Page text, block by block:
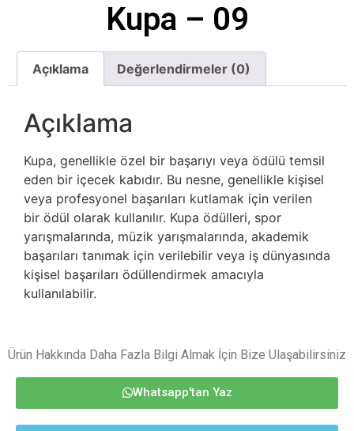
Kupa – 09
Açıklama Değerlendirmeler (0)
Açıklama
Kupa, genellikle özel bir başarıyı veya ödülü temsil
eden bir içecek kabıdır. Bu nesne, genellikle kişisel
veya profesyonel başarıları kutlamak için verilen
bir ödül olarak kullanılır. Kupa ödülleri, spor
yarışmalarında, müzik yarışmalarında, akademik
başarıları tanımak için verilebilir veya iş dünyasında
kişisel başarıları ödüllendirmek amacıyla
kullanılabilir.
Ürün Hakkında Daha Fazla Bilgi Almak İçin Bize Ulaşabilirsiniz
Whatsapp'tan Yaz